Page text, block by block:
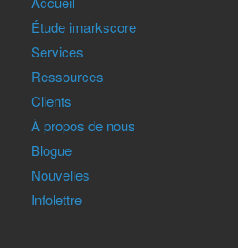
Étude imarkscore
Services
Ressources
Clients
À propos de nous
Blogue
Nouvelles
Infolettre